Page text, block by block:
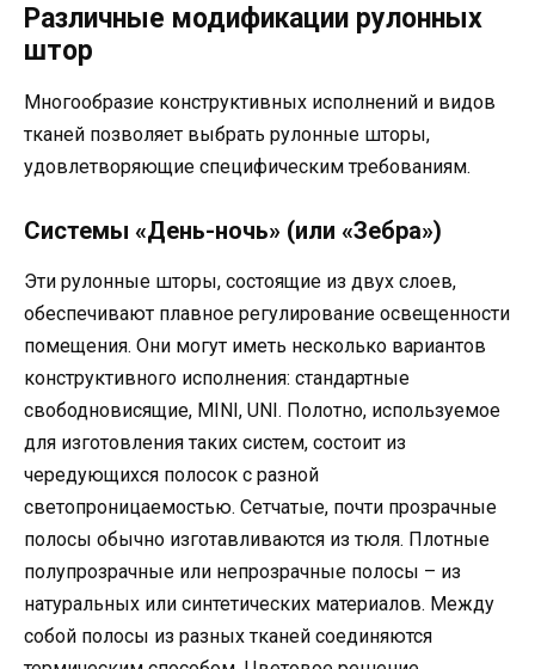
Различные модификации рулонных
штор
Многообразие конструктивных исполнений и видов
тканей позволяет выбрать рулонные шторы,
удовлетворяющие специфическим требованиям.
Системы «День-ночь» (или «Зебра»)
Эти рулонные шторы, состоящие из двух слоев,
обеспечивают плавное регулирование освещенности
помещения. Они могут иметь несколько вариантов
конструктивного исполнения: стандартные
свободновисящие, MINI, UNI. Полотно, используемое
для изготовления таких систем, состоит из
чередующихся полосок с разной
светопроницаемостью. Сетчатые, почти прозрачные
полосы обычно изготавливаются из тюля. Плотные
полупрозрачные или непрозрачные полосы – из
натуральных или синтетических материалов. Между
собой полосы из разных тканей соединяются